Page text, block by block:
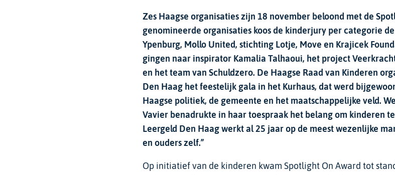
Zes Haagse organisaties zijn 18 november beloond met de
genomineerde organisaties koos de kinderjury per categorie
Ypenburg, Mollo United, stichting Lotje, Move en Krajicek
gingen naar inspirator Kamalia Talhaoui, het project
en het team van Schuldzero. De Haagse Raad van Kinderen
Den Haag het feestelijk gala in het Kurhaus, dat werd
Haagse politiek, de gemeente en het maatschappelijke veld.
Vavier benadrukte in haar toespraak het belang om kinderen
Leergeld Den Haag werkt al 25 jaar op de meest wezenlijke
en ouders zelf.”
Op initiatief van de kinderen kwam Spotlight On Award tot